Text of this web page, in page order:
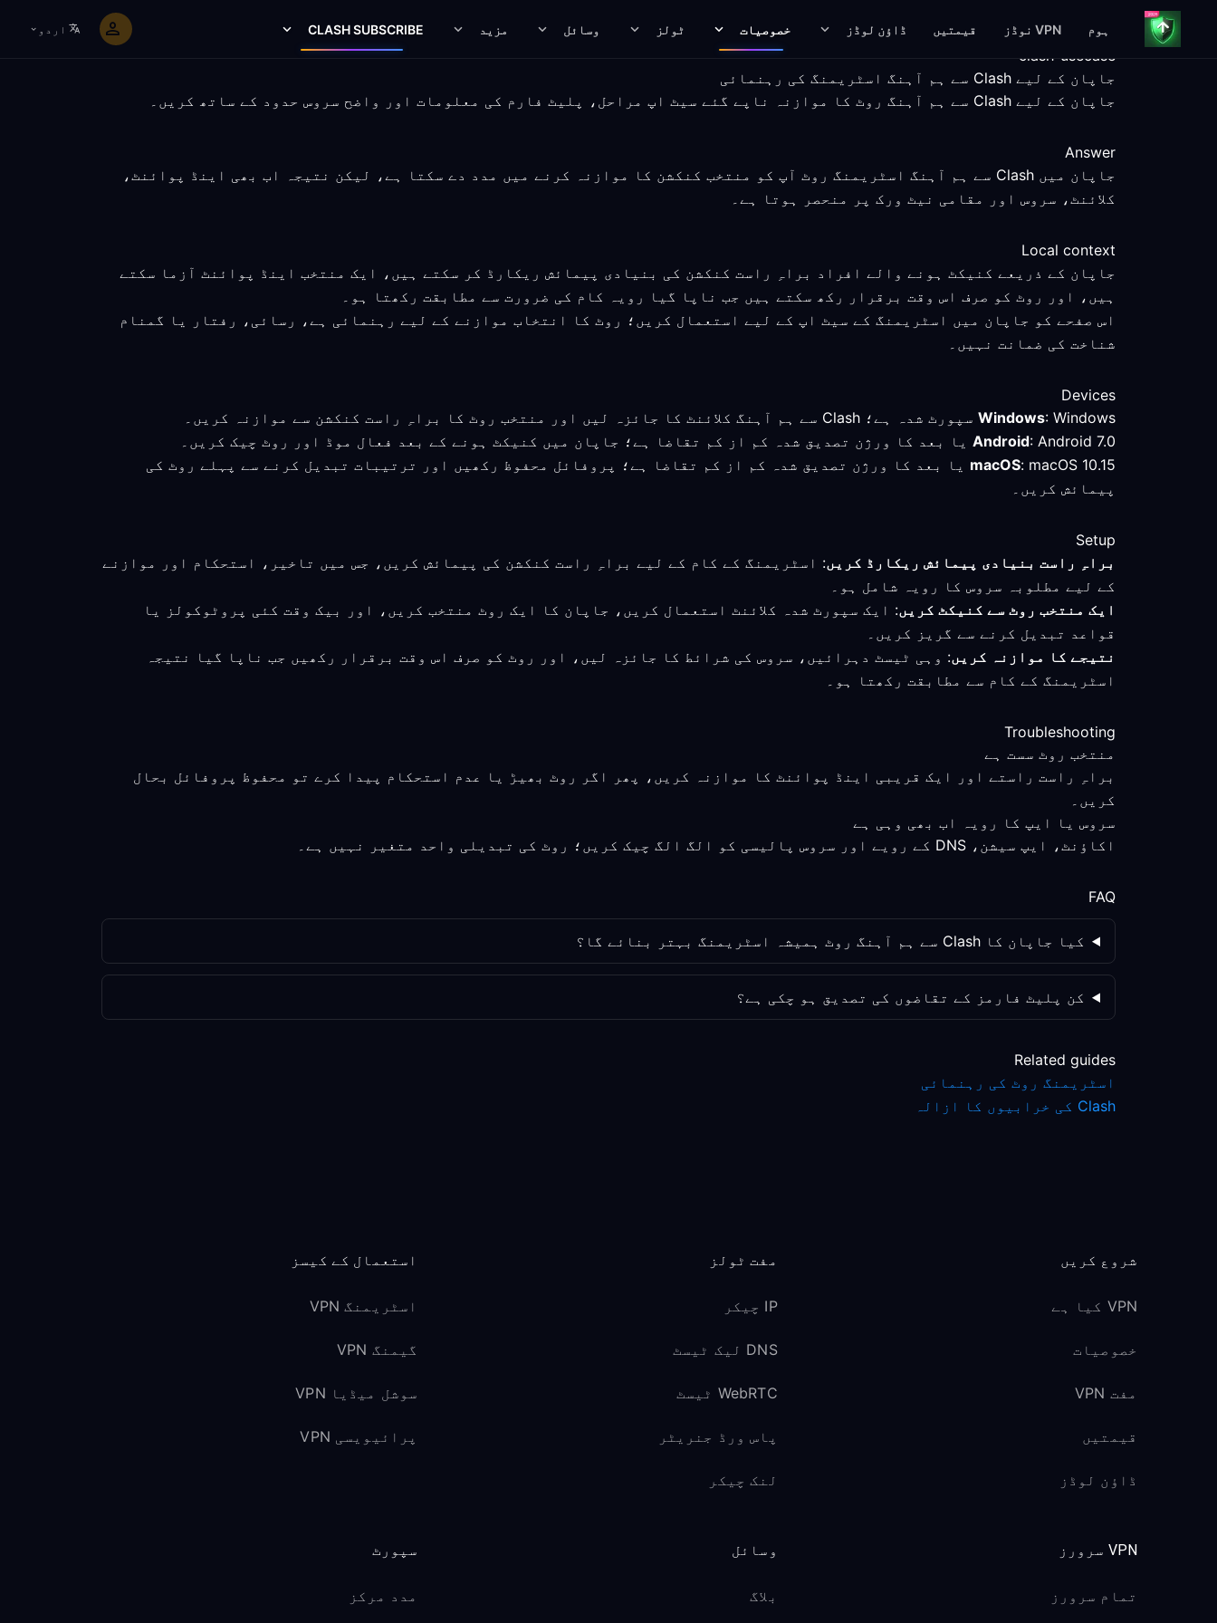
ہوم VPN نوڈز قیمتیں ڈاؤن لوڈز خصوصیات ٹولز وسائل مزید CLASH SUBSCRIBE اردو
clash-usecase
جاپان کے لیے Clash سے ہم آہنگ اسٹریمنگ کی رہنمائی
جاپان کے لیے Clash سے ہم آہنگ روٹ کا موازنہ ناپے گئے سیٹ اپ مراحل، پلیٹ فارم کی معلومات اور واضح سروس حدود کے ساتھ کریں۔
Answer
جاپان میں Clash سے ہم آہنگ اسٹریمنگ روٹ آپ کو منتخب کنکشن کا موازنہ کرنے میں مدد دے سکتا ہے، لیکن نتیجہ اب بھی اینڈ پوائنٹ،
کلائنٹ، سروس اور مقامی نیٹ ورک پر منحصر ہوتا ہے۔
Local context
جاپان کے ذریعے کنیکٹ ہونے والے افراد براہِ راست کنکشن کی بنیادی پیمائش ریکارڈ کر سکتے ہیں، ایک منتخب اینڈ پوائنٹ آزما سکتے
ہیں، اور روٹ کو صرف اس وقت برقرار رکھ سکتے ہیں جب ناپا گیا رویہ کام کی ضرورت سے مطابقت رکھتا ہو۔
اس صفحے کو جاپان میں اسٹریمنگ کے سیٹ اپ کے لیے استعمال کریں؛ روٹ کا انتخاب موازنے کے لیے رہنمائی ہے، رسائی، رفتار یا گمنام
شناخت کی ضمانت نہیں۔
Devices
Windows: Windows سپورٹ شدہ ہے؛ Clash سے ہم آہنگ کلائنٹ کا جائزہ لیں اور منتخب روٹ کا براہِ راست کنکشن سے موازنہ کریں۔
Android: Android 7.0 یا بعد کا ورژن تصدیق شدہ کم از کم تقاضا ہے؛ جاپان میں کنیکٹ ہونے کے بعد فعال موڈ اور روٹ چیک کریں۔
macOS : macOS 10.15 یا بعد کا ورژن تصدیق شدہ کم از کم تقاضا ہے؛ پروفائل محفوظ رکھیں اور ترتیبات تبدیل کرنے سے پہلے روٹ کی
پیمائش کریں۔
Setup
براہِ راست بنیادی پیمائش ریکارڈ کریں: اسٹریمنگ کے کام کے لیے براہِ راست کنکشن کی پیمائش کریں، جس میں تاخیر، استحکام اور موازنے
کے لیے مطلوبہ سروس کا رویہ شامل ہو۔
ایک منتخب روٹ سے کنیکٹ کریں: ایک سپورٹ شدہ کلائنٹ استعمال کریں، جاپان کا ایک روٹ منتخب کریں، اور بیک وقت کئی پروٹوکولز یا
قواعد تبدیل کرنے سے گریز کریں۔
نتیجے کا موازنہ کریں: وہی ٹیسٹ دہرائیں، سروس کی شرائط کا جائزہ لیں، اور روٹ کو صرف اس وقت برقرار رکھیں جب ناپا گیا نتیجہ
اسٹریمنگ کے کام سے مطابقت رکھتا ہو۔
Troubleshooting
منتخب روٹ سست ہے
براہِ راست راستے اور ایک قریبی اینڈ پوائنٹ کا موازنہ کریں، پھر اگر روٹ بھیڑ یا عدم استحکام پیدا کرے تو محفوظ پروفائل بحال
کریں۔
سروس یا ایپ کا رویہ اب بھی وہی ہے
اکاؤنٹ، ایپ سیشن، DNS کے رویے اور سروس پالیسی کو الگ الگ چیک کریں؛ روٹ کی تبدیلی واحد متغیر نہیں ہے۔
FAQ
کیا جاپان کا Clash سے ہم آہنگ روٹ ہمیشہ اسٹریمنگ بہتر بنائے گا؟
کن پلیٹ فارمز کے تقاضوں کی تصدیق ہو چکی ہے؟
Related guides
اسٹریمنگ روٹ کی رہنمائی
Clash کی خرابیوں کا ازالہ
شروع کریں
VPN کیا ہے
خصوصیات
مفت VPN
قیمتیں
ڈاؤن لوڈز
مفت ٹولز
IP چیکر
DNS لیک ٹیسٹ
WebRTC ٹیسٹ
پاس ورڈ جنریٹر
لنک چیکر
استعمال کے کیسز
اسٹریمنگ VPN
گیمنگ VPN
سوشل میڈیا VPN
پرائیویسی VPN
VPN سرورز
تمام سرورز
وسائل
بلاگ
سپورٹ
مدد مرکز